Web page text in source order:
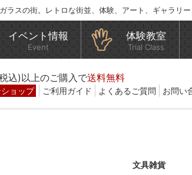
ラスの街。レトロな街並、体験、アート、ギャラリ
イベント情報
Event
体験教室
Trial Class
込)以上のご購入で送料無料
ョップ ご利用ガイド よくあるご質問 お問い
文具雑貨